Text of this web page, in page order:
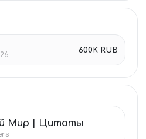
600K RUB
Мир | Цитаты